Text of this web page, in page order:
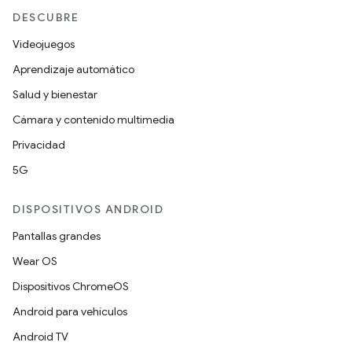
DESCUBRE
Videojuegos
Aprendizaje automático
Salud y bienestar
Cámara y contenido multimedia
Privacidad
5G
DISPOSITIVOS ANDROID
Pantallas grandes
Wear OS
Dispositivos ChromeOS
Android para vehículos
Android TV